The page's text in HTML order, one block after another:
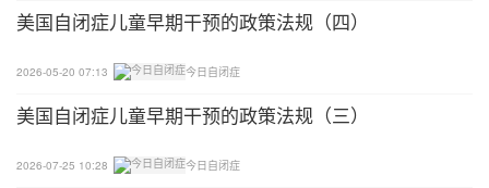
美国自闭症儿童早期干预的政策法规（四）
2026-05-20 07:13 今日自闭症
美国自闭症儿童早期干预的政策法规（三）
2026-07-25 10:28 今日自闭症